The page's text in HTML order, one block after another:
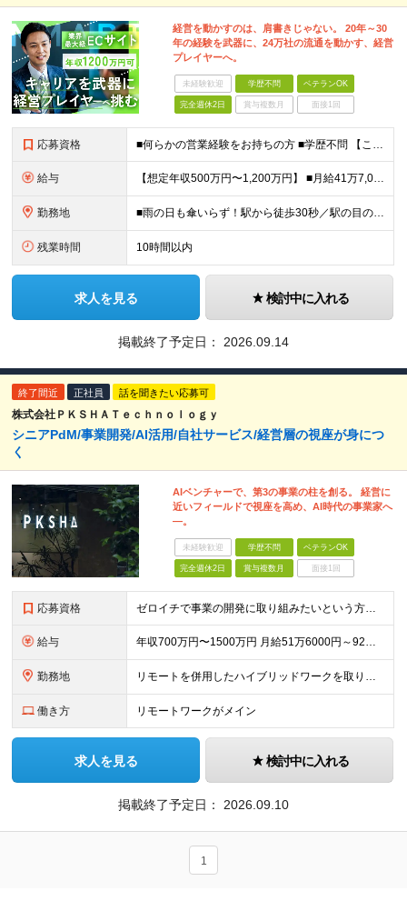
経営を動かすのは、肩書きじゃない。 20年～30
年の経験を武器に、24万社の流通を動かす、経営
プレイヤーへ。
未経験歓迎 学歴不問 ベテランOK
完全週休2日 賞与複数月 面接1回
応募資格 ■何らかの営業経験をお持ちの方 ■学歴不問 【こんな方にピッタリです】 ◇経営層に近い立場で、事業の中核を担いたい方 ◇管理業務よりも、プレイヤーとして事業を動かしたい方 ◇経営視点を持ちながら、現
給与 【想定年収500万円〜1,200万円】 ■月給41万7,000円〜100万円 ※固定残業代20時間分（5万7,000円〜13万6,000円）を含む ※超過分は別途支給いたします ※試用期間2ヶ月分（期
勤務地 ■雨の日も傘いらず！駅から徒歩30秒／駅の目の前にあるビルです！ 東京都新宿区西新宿6-5-1新宿アイランドタワー26階 ※(変更の範囲)会社の指示による
残業時間 10時間以内
求人を見る 検討中に入れる
掲載終了予定日： 2026.09.14
終了間近 正社員 話を聞きたい応募可
株式会社ＰＫＳＨＡＴｅｃｈｎｏｌｏｇｙ
シニアPdM/事業開発/AI活用/自社サービス/経営層の視座が身につ
く
AIベンチャーで、第3の事業の柱を創る。 経営に
近いフィールドで視座を高め、AI時代の事業家へ
―。
未経験歓迎 学歴不問 ベテランOK
完全週休2日 賞与複数月 面接1回
応募資格 ゼロイチで事業の開発に取り組みたいという方は大歓迎です！ ★プロダクトマネジメント、もしくはそれに準ずる経験3年以上 ★プロダクトの開発ロードマップの策定や開発プロセスのマネジメントができる方 ※
給与 年収700万円〜1500万円 月給51万6000円～92万6000円 ※経験・能力・前給を考慮の上、当社規定により決定します。 ※試用期間3ヵ月あり。期間中の給与・待遇の差異はありません。 ※裁量
勤務地 リモートを併用したハイブリッドワークを取り入れています。 東京都文京区本郷 2-35-10 本郷瀬川ビル 4F (変更の範囲)上記を除く当社関連勤務地
働き方 リモートワークがメイン
求人を見る 検討中に入れる
掲載終了予定日： 2026.09.10
1